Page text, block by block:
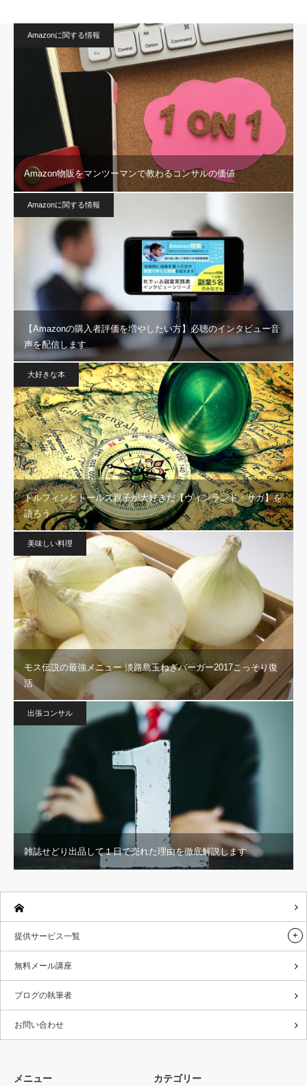
Amazonに関する情報
Amazon物販をマンツーマンで教わるコンサルの価値
Amazonに関する情報
【Amazonの購入者評価を増やしたい方】必聴のインタビュー音
声を配信します
大好きな本
トルフィンとトールズ親子が大好きだ【ヴィンランド・サガ】を
語ろう
美味しい料理
モス伝説の最強メニュー 淡路島玉ねぎバーガー2017こっそり復
活
出張コンサル
雑誌せどり出品して１日で売れた理由を徹底解説します
提供サービス一覧
無料メール講座
ブログの執筆者
お問い合わせ
メニュー カテゴリー